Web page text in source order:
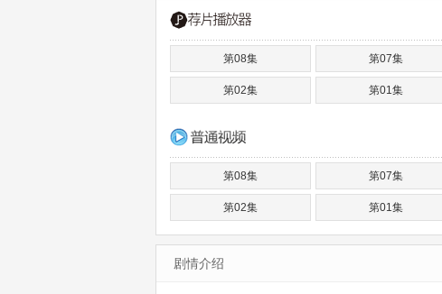
第08集 第07集
第02集 第01集
第08集 第07集
第02集 第01集
剧情介绍